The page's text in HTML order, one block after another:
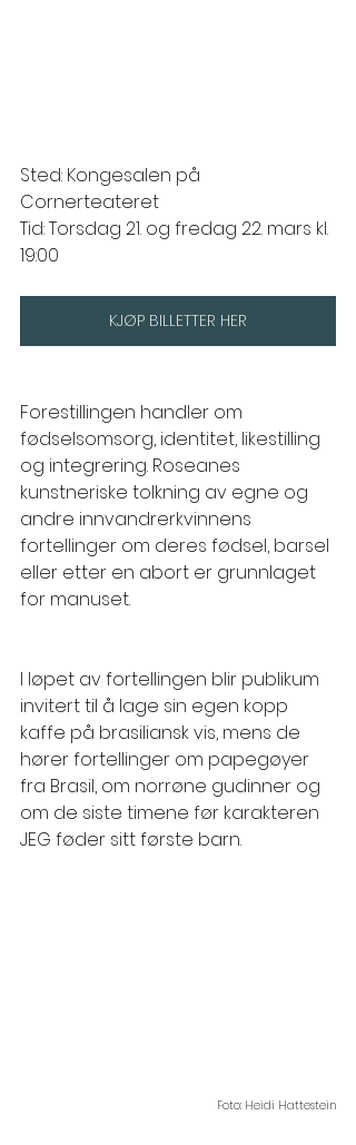
Sted: Kongesalen på
Cornerteateret
Tid: Torsdag 21. og fredag 22. mars kl.
19:00
KJØP BILLETTER HER
Forestillingen handler om
fødselsomsorg, identitet, likestilling
og integrering. Roseanes
kunstneriske tolkning av egne og
andre innvandrerkvinnens
fortellinger om deres fødsel, barsel
eller etter en abort er grunnlaget
for manuset.
I løpet av fortellingen blir publikum
invitert til å lage sin egen kopp
kaffe på brasiliansk vis, mens de
hører fortellinger om papegøyer
fra Brasil, om norrøne gudinner og
om de siste timene før karakteren
JEG føder sitt første barn.
Foto: Heidi Hattestein